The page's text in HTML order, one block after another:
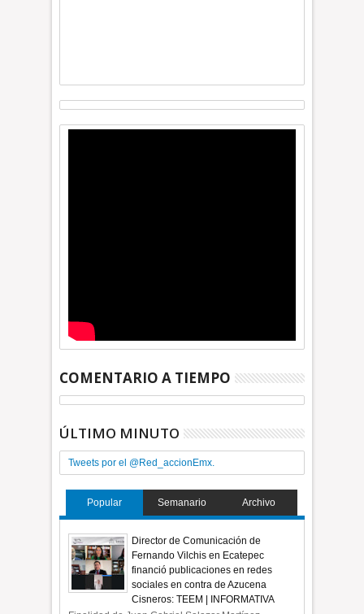
COMENTARIO A TIEMPO
ÚLTIMO MINUTO
Tweets por el @Red_accionEmx.
Popular Semanario Archivo
Director de Comunicación de
Fernando Vilchis en Ecatepec
financió publicaciones en redes
sociales en contra de Azucena
Cisneros: TEEM | INFORMATIVA